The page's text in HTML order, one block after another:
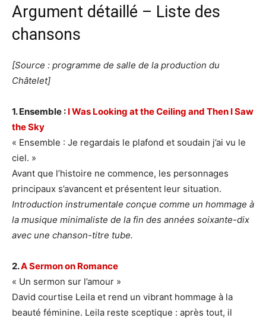
Argument détaillé – Liste des
chansons
[Source : programme de salle de la production du
Châtelet]
1. Ensemble : I Was Looking at the Ceiling and Then I Saw
the Sky
« Ensemble : Je regardais le plafond et soudain j’ai vu le
ciel. »
Avant que l’histoire ne commence, les personnages
principaux s’avancent et présentent leur situation.
Introduction instrumentale conçue comme un hommage à
la musique minimaliste de la fin des années soixante-dix
avec une chanson-titre tube.
2.A Sermon on Romance
« Un sermon sur l’amour »
David courtise Leila et rend un vibrant hommage à la
beauté féminine. Leila reste sceptique : après tout, il